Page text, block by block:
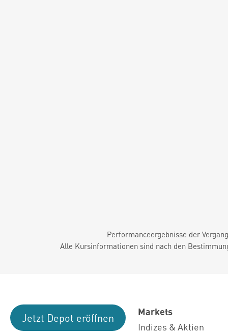
Performanceergebnisse der
Alle Kursinformationen sind nach den
Jetzt Depot eröffnen
Markets
Indizes & Aktien